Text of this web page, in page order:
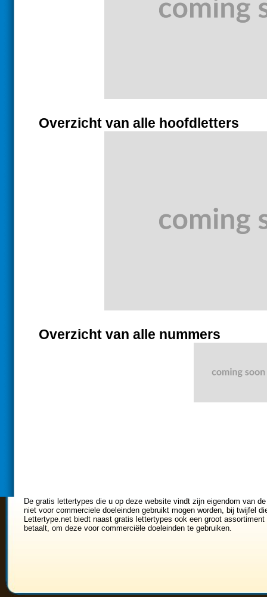
Overzicht van alle hoofdletters
Overzicht van alle nummers
De gratis lettertypes die u op deze website vindt zijn eigendom van
niet voor commerciele doeleinden gebruikt mogen worden, bij twijfel
Lettertype.net biedt naast gratis lettertypes ook een groot
betaalt, om deze voor commerciële doeleinden te gebruiken.